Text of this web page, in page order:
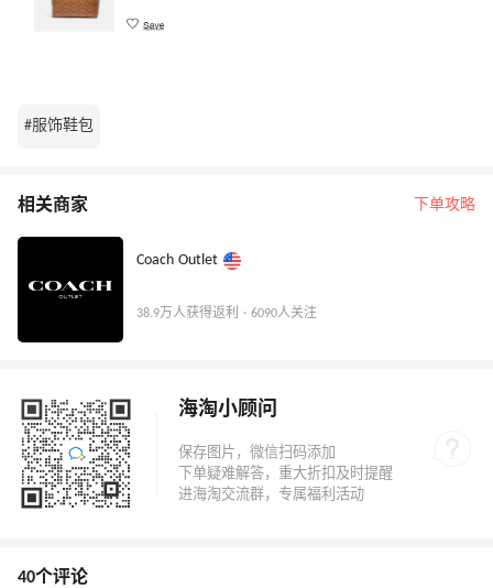
#服饰鞋包
相关商家 下单攻略
Coach Outlet
38.9万人获得返利 · 6090人关注
海淘小顾问
40个评论